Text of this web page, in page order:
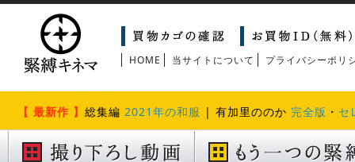
HOME 当サイトについて プライバシーポリ
【 最新作 】 総集編 2021年の和服 | 有加里ののか 完全版 ・ セ